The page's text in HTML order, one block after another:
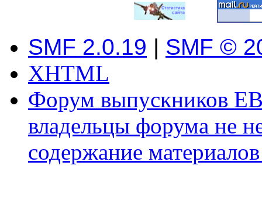
SMF 2.0.19 | SMF ©
XHTML
Форум выпускников
владельцы форума не
содержание